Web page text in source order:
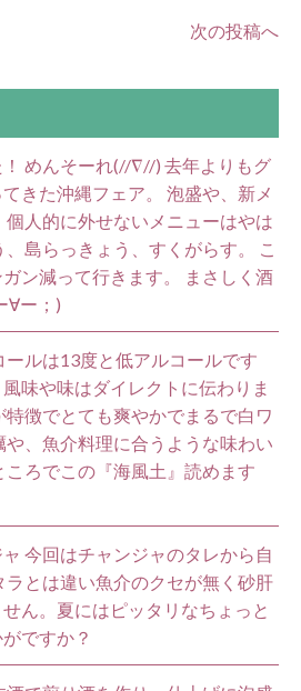
次の投稿へ
めんそーれ(//∇//) 去年よりもグ
きた沖縄フェア。 泡盛や、新メ
個人的に外せないメニューはやは
島らっきょう、すくがらす。 こ
ン減って行きます。 まさしく酒
∀ー；)
ールは13度と低アルコールです
味や味はダイレクトに伝わりま
徴でとても爽やかでまるで白ワ
や、魚介料理に合うような味わい
ころでこの『海風土』読めます
今回はチャンジャのタレから自
ラとは違い魚介のクセが無く砂肝
ん。夏にはピッタリなちょっと
ですか？